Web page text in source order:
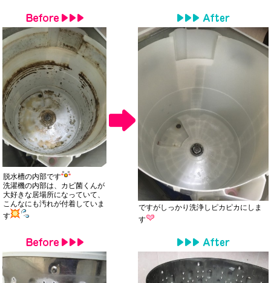
脱水槽の内部です
洗濯機の内部は、カビ菌くんが
大好きな居場所になっていて、
こんなにも汚れが付着していま
す
ですがしっかり洗浄しピカピカにしま
す